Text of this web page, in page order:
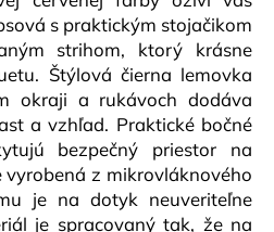
s praktickým stojačikom
strihom, ktorý krásne
Štýlová čierna lemovka
okraji a rukávoch dodáva
a vzhľad. Praktické bočné
bezpečný priestor na
vyrobená z mikrovláknového
je na dotyk neuveriteľne
je spracovaný tak, že na